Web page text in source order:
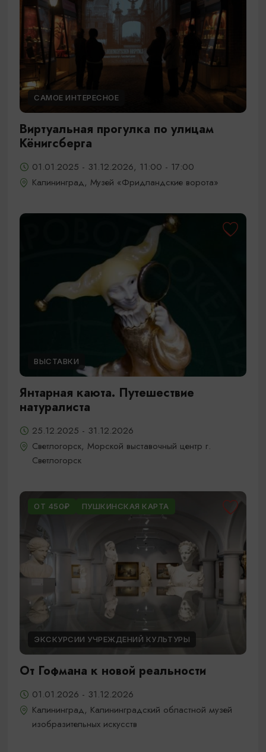
САМОЕ ИНТЕРЕСНОЕ
Виртуальная прогулка по улицам
Кёнигсберга
01.01.2025 - 31.12.2026, 11:00 - 17:00
Калининград, Музей «Фридландские ворота»
ВЫСТАВКИ
Янтарная каюта. Путешествие
натуралиста
25.12.2025 - 31.12.2026
Светлогорск, Морской выставочный центр г.
Светлогорск
ОТ 450₽ ПУШКИНСКАЯ КАРТА
ЭКСКУРСИИ УЧРЕЖДЕНИЙ КУЛЬТУРЫ
От Гофмана к новой реальности
01.01.2026 - 31.12.2026
Калининград, Калининградский областной музей
изобразительных искусств